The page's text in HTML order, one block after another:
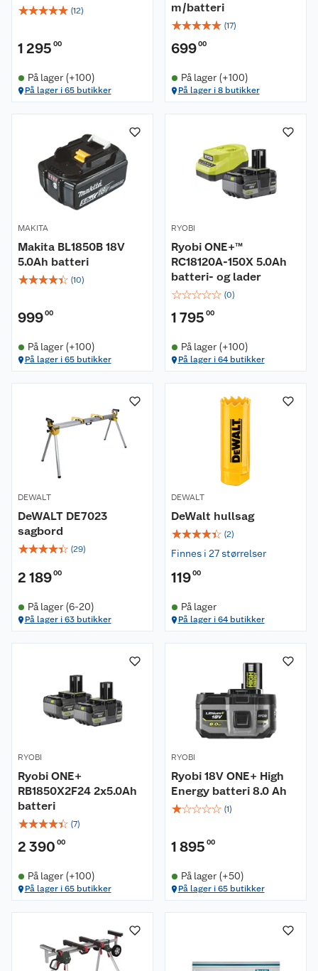
☆☆☆☆☆ (12)
1 295 00
På lager (+100)
På lager i 65 butikker
m/batteri
☆☆☆☆☆ (17)
69900
På lager (+100)
På lager i 8 butikker
MAKITA
Makita BL1850B 18V
5.0Ah batteri
☆☆☆☆☆ (10)
99900
På lager (+100)
På lager i 65 butikker
RYOBI
Ryobi ONE+™
RC18120A-150X 5.0Ah
batteri- og lader
☆☆☆☆☆ (0)
1 795 00
På lager (+100)
På lager i 64 butikker
DEWALT
DeWALT DE7023
sagbord
☆☆☆☆☆ (29)
2 18900
På lager (6-20)
På lager i 63 butikker
DEWALT
DeWalt hullsag
☆☆☆☆☆ (2)
Finnes i 27 størrelser
11900
På lager
På lager i 64 butikker
RYOBI
Ryobi ONE+
RB1850X2F24 2x5.0Ah
batteri
☆☆☆☆☆ (7)
2 390 00
På lager (+100)
På lager i 65 butikker
RYOBI
Ryobi 18V ONE+ High
Energy batteri 8.0 Ah
☆☆☆☆☆ (1)
1 895 00
På lager (+50)
På lager i 65 butikker